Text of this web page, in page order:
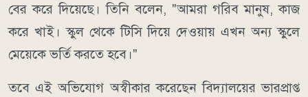
বের করে দিয়েছে। তিনি বলেন, "আমরা গরিব মানুষ, কাজ
করে খাই। স্কুল থেকে টিসি দিয়ে দেওয়ায় এখন অন্য স্কুলে
মেয়েকে ভর্তি করতে হবে।"
তবে এই অভিযোগ অস্বীকার করেছেন বিদ্যালয়ের ভারপ্রাপ্ত